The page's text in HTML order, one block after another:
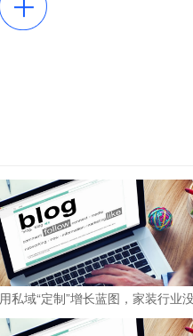
用私域“定制”增长蓝图，家装行业
有第二选项